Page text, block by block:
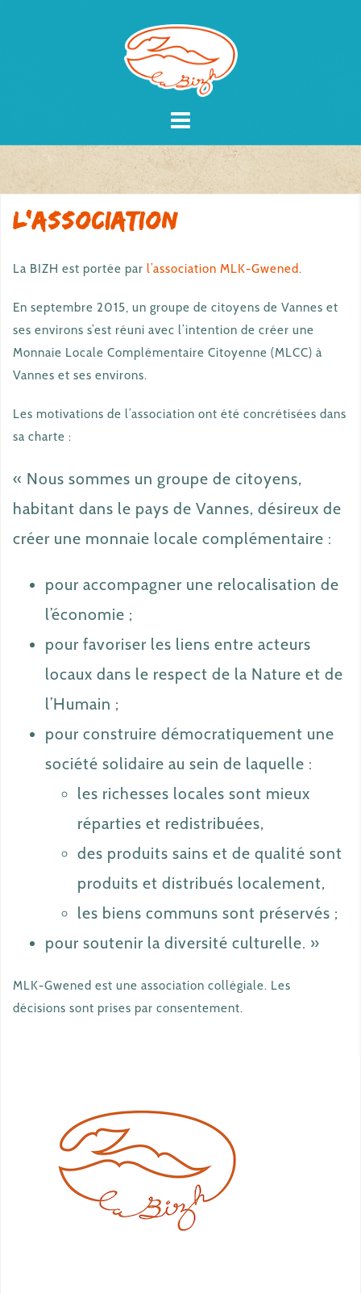
L’association
La BIZH est portée par l’association MLK-Gwened.
En septembre 2015, un groupe de citoyens de Vannes et
ses environs s’est réuni avec l’intention de créer une
Monnaie Locale Complémentaire Citoyenne (MLCC) à
Vannes et ses environs.
Les motivations de l’association ont été concrétisées dans
sa charte :
« Nous sommes un groupe de citoyens,
habitant dans le pays de Vannes, désireux de
créer une monnaie locale complémentaire :
pour accompagner une relocalisation de
l’économie ;
pour favoriser les liens entre acteurs
locaux dans le respect de la Nature et de
l’Humain ;
pour construire démocratiquement une
société solidaire au sein de laquelle :
les richesses locales sont mieux
réparties et redistribuées,
des produits sains et de qualité sont
produits et distribués localement,
les biens communs sont préservés ;
pour soutenir la diversité culturelle. »
MLK-Gwened est une association collégiale. Les
décisions sont prises par consentement.